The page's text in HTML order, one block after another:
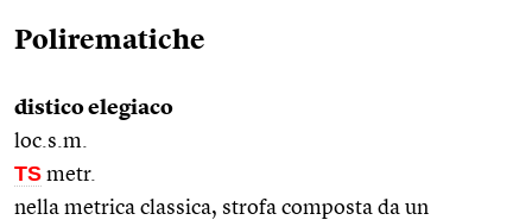
Polirematiche
distico elegiaco
loc.s.m.
TS metr.
nella metrica classica, strofa composta da un